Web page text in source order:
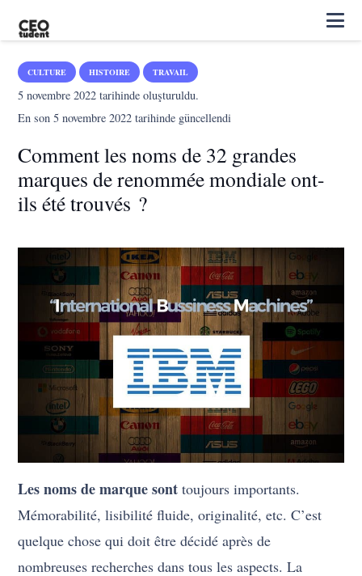
CULTURE HISTOIRE TRAVAIL
5 novembre 2022 tarihinde oluşturuldu.
En son5 novembre 2022 tarihinde güncellendi
Comment les noms de 32 grandes
marques de renommée mondiale ont-
ils été trouvés ?
Les noms de marque sont toujours importants.
Mémorabilité, lisibilité fluide, originalité, etc. C’est
quelque chose qui doit être décidé après de
nombreuses recherches dans tous les aspects. La